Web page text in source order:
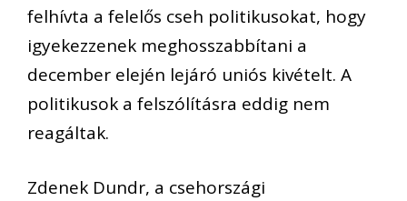
felhívta a felelős cseh politikusokat, hogy
igyekezzenek meghosszabbítani a
december elején lejáró uniós kivételt. A
politikusok a felszólításra eddig nem
reagáltak.
Zdenek Dundr, a csehországi